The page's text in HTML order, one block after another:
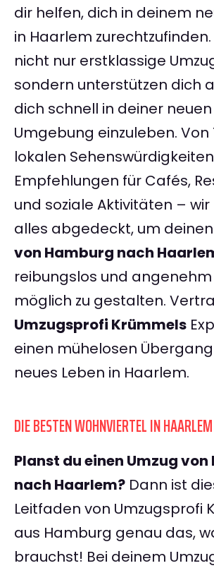
dir helfen, dich in deinem
in Haarlem
nicht nur erstklassige
sondern unterstützen dich
dich schnell in deiner neuen
Umgebung einzuleben. Von
lokalen
Empfehlungen für Cafés,
und soziale Aktivitäten –
alles abgedeckt, um deinen
von Hamburg nach
reibungslos und angenehm
möglich zu gestalten.
Umzugsprofi Krümmels
einen mühelosen
neues Leben in Haarlem.
DIE BESTEN WOHNVIERTEL IN HAARLEM
Planst du einen Umzug
nach Haarlem? Dann ist
Leitfaden von Umzugsprofi
aus Hamburg genau das,
brauchst! Bei deinem